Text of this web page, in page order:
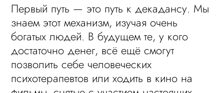
Первый путь — это путь к декадансу. Мы
знаем этот механизм, изучая очень
богатых людей. В будущем те, у кого
достаточно денег, всё ещё смогут
позволить себе человеческих
психотерапевтов или ходить в кино на